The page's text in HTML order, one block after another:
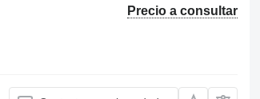
Precio a consultar